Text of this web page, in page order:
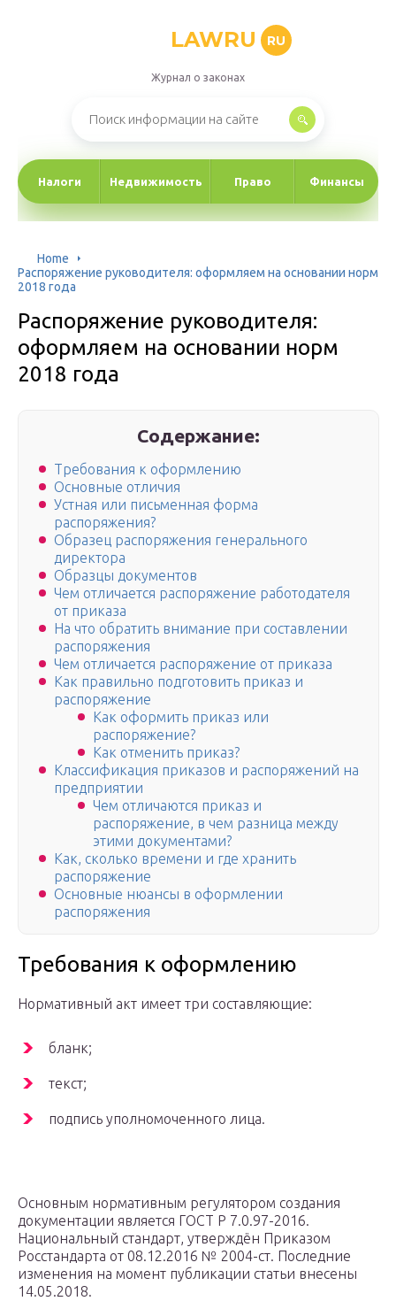
LAWRU RU
Журнал о законах
Налоги Недвижимость Право Финансы
Home
Распоряжение руководителя: оформляем на основании норм
2018 года
Распоряжение руководителя:
оформляем на основании норм
2018 года
Содержание:
Требования к оформлению
Основные отличия
Устная или письменная форма
распоряжения?
Образец распоряжения генерального
директора
Образцы документов
Чем отличается распоряжение работодателя
от приказа
На что обратить внимание при составлении
распоряжения
Чем отличается распоряжение от приказа
Как правильно подготовить приказ и
распоряжение
Как оформить приказ или
распоряжение?
Как отменить приказ?
Классификация приказов и распоряжений на
предприятии
Чем отличаются приказ и
распоряжение, в чем разница между
этими документами?
Как, сколько времени и где хранить
распоряжение
Основные нюансы в оформлении
распоряжения
Требования к оформлению
Нормативный акт имеет три составляющие:
бланк;
текст;
подпись уполномоченного лица.
Основным нормативным регулятором создания
документации является ГОСТ Р 7.0.97-2016.
Национальный стандарт, утверждён Приказом
Росстандарта от 08.12.2016 № 2004-ст. Последние
изменения на момент публикации статьи внесены
14.05.2018.